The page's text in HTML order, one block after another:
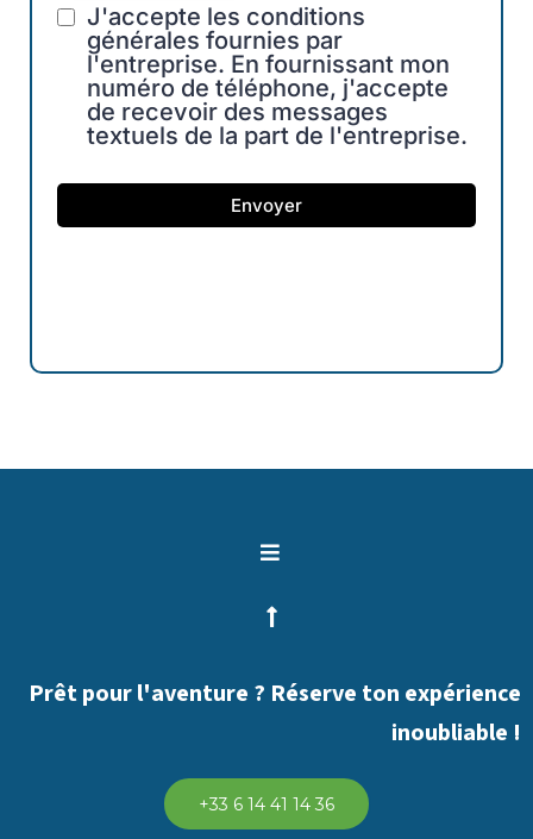
J'accepte les conditions
générales fournies par
l'entreprise. En fournissant mon
numéro de téléphone, j'accepte
de recevoir des messages
textuels de la part de l'entreprise.
Envoyer
Prêt pour l'aventure ? Réserve ton expérience
inoubliable !
+33 6 14 41 14 36